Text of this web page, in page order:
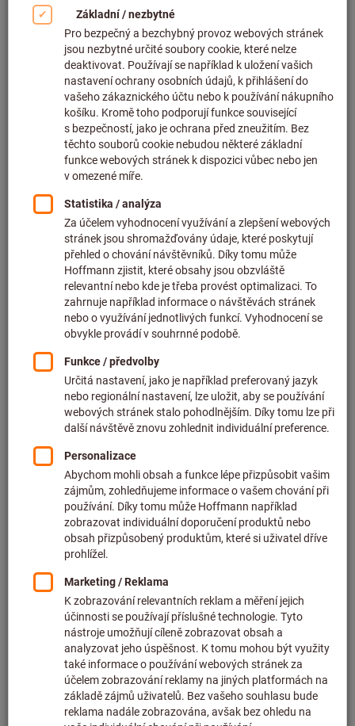
Kliknutím zvětšíte obrázek
Cena za 1 ks
bez DPH v platné výši
plus náklady na dopravu
Individuální ceny pro firemní zákazníky po přihlášení.
Pro závit:
M4 M5 M6 M8 M10
Chcete si objednat několik artiklů najednou?Přímý nákup
Do košíku
Ihned k dodání Doba dodání cca1-2 pracovních dnů
Přidat do seznamu přání Sdílet artikl